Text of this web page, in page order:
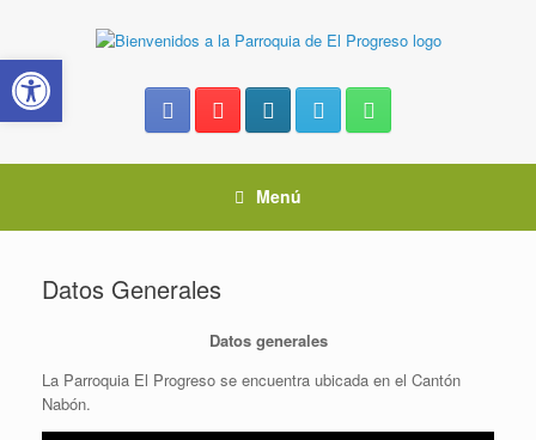
contenido
Menú
Datos Generales
Datos generales
La Parroquia El Progreso se encuentra ubicada en el Cantón
Nabón.
Abrir barra de herramientas